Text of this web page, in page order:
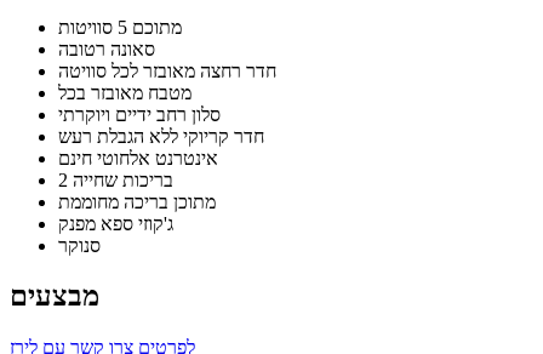
מתוכם 5 סוויטות
סאונה רטובה
חדר רחצה מאובזר לכל סוויטה
מטבח מאובזר בכל
סלון רחב ידיים ויוקרתי
חדר קריוקי ללא הגבלת רעש
אינטרנט אלחוטי חינם
2 בריכות שחייה
מתוכן בריכה מחוממת
ג'קוזי ספא מפנק
סנוקר
מבצעים
לפרטים צרו קשר עם לירז